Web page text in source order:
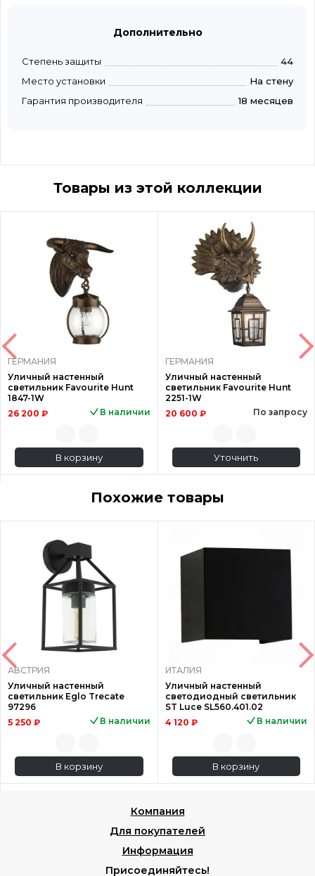
Дополнительно
Степень защиты
44
Место установки
На стену
Гарантия производителя
18 месяцев
Товары из этой коллекции
ГЕРМАНИЯ
Уличный настенный
светильник Favourite Hunt
1847-1W
26 200 ₽
В наличии
В корзину
ГЕРМАНИЯ
Уличный настенный
светильник Favourite Hunt
2251-1W
20 600 ₽
По запросу
Уточнить
Похожие товары
АВСТРИЯ
Уличный настенный
светильник Eglo Trecate
97296
5 250 ₽
В наличии
В корзину
ИТАЛИЯ
Уличный настенный
светодиодный светильник
ST Luce SL560.401.02
4 120 ₽
В наличии
В корзину
Компания
Для покупателей
Информация
Присоединяйтесь!